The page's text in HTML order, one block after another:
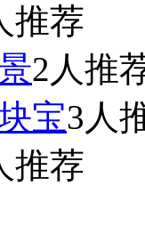
推荐
2人推
宝3人
推荐